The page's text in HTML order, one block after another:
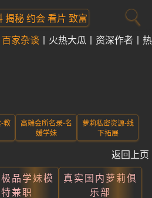
揭秘 约会 看片 致富
百家杂谈 火热大瓜 资深作者
教
高端会所名录-名
媛学妹
萝莉私密资源-线
下拓展
返回上页
品学妹模
特兼职
真实国内萝莉俱
乐部